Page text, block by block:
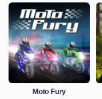
Moto Fury